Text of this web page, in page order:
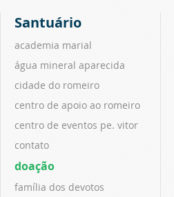
Santuário
academia marial
água mineral aparecida
cidade do romeiro
centro de apoio ao romeiro
centro de eventos pe. vitor
contato
doação
família dos devotos